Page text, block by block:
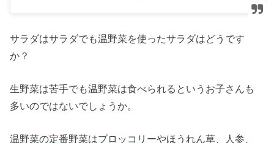
サラダはサラダでも温野菜を使ったサラダはどうです
か？
生野菜は苦手でも温野菜は食べられるというお子さんも
多いのではないでしょうか。
温野菜の定番野菜はブロッコリーやほうれん草、人参、